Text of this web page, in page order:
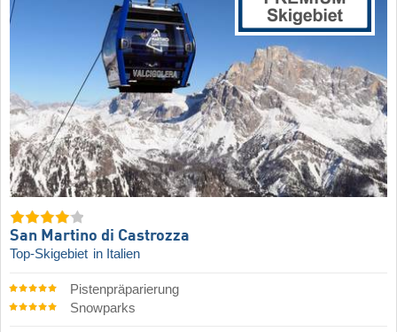
San Martino di Castrozza
Top-Skigebiet in Italien
Pistenpräparierung
Snowparks